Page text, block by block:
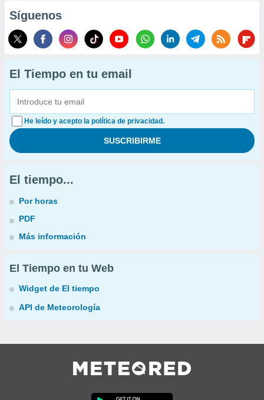
Síguenos
El Tiempo en tu email
He leído y acepto la política de privacidad.
El tiempo...
Por horas
PDF
Más información
El Tiempo en tu Web
Widget de El tiempo
API de Meteorología